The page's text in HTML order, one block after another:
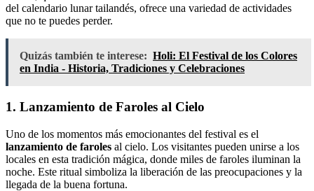
del calendario lunar tailandés, ofrece una variedad de actividades
que no te puedes perder.
Quizás también te interese: Holi: El Festival de los Colores
en India - Historia, Tradiciones y Celebraciones
1. Lanzamiento de Faroles al Cielo
Uno de los momentos más emocionantes del festival es el
lanzamiento de faroles al cielo. Los visitantes pueden unirse a los
locales en esta tradición mágica, donde miles de faroles iluminan la
noche. Este ritual simboliza la liberación de las preocupaciones y la
llegada de la buena fortuna.